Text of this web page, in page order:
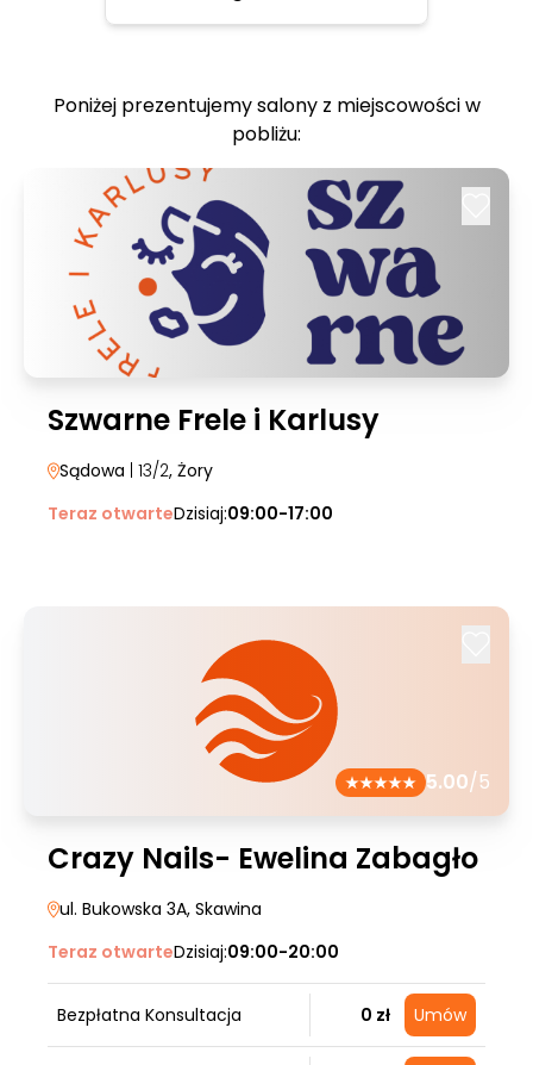
Poniżej prezentujemy salony z miejscowości w
pobliżu:
Szwarne Frele i Karlusy
Sądowa | 13/2, Żory
Teraz otwarteDzisiaj:09:00-17:00
5.00/5
Crazy Nails- Ewelina Zabagło
ul. Bukowska 3A, Skawina
Teraz otwarteDzisiaj:09:00-20:00
Bezpłatna Konsultacja 0 zł Umów